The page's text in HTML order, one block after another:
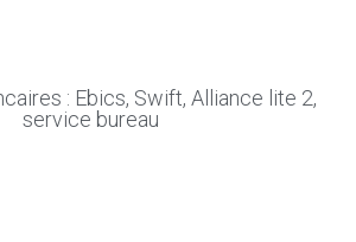
: Ebics, Swift, Alliance lite 2,
service bureau